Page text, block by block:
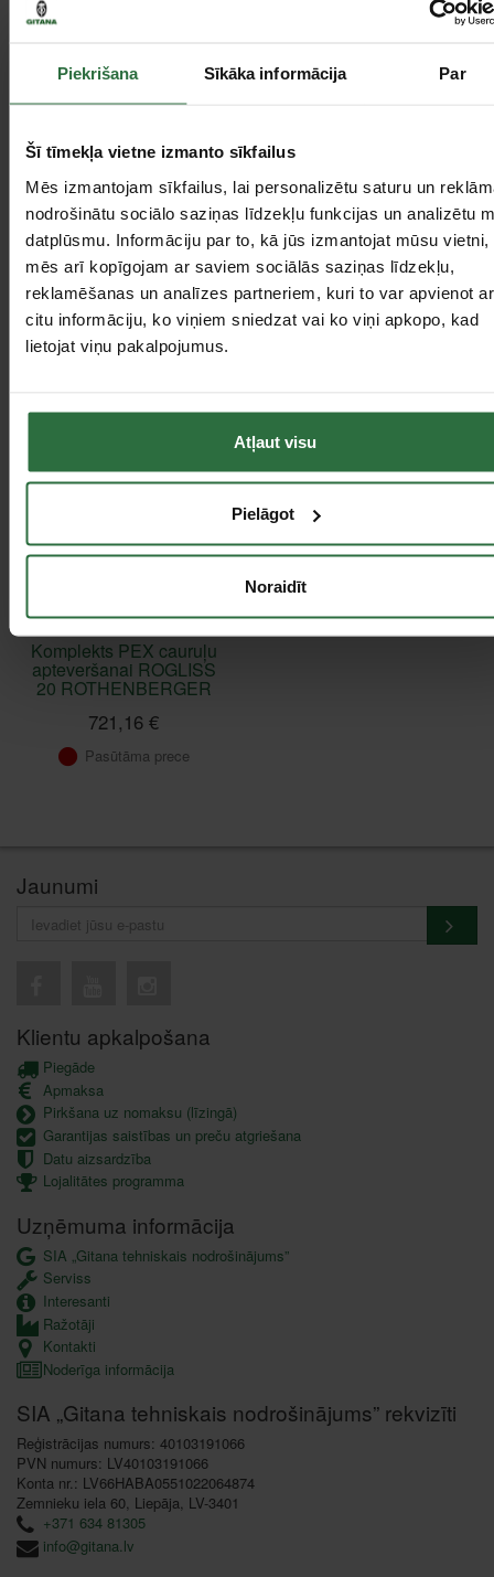
Piekrišana Sīkāka informācija Par
Šī tīmekļa vietne izmanto sīkfailus
Mēs izmantojam sīkfailus, lai personalizētu saturu un
nodrošinātu sociālo saziņas līdzekļu funkcijas un analizētu
datplūsmu. Informāciju par to, kā jūs izmantojat mūsu vietni,
mēs arī kopīgojam ar saviem sociālās saziņas līdzekļu,
reklamēšanas un analīzes partneriem, kuri to var apvienot ar
citu informāciju, ko viņiem sniedzat vai ko viņi apkopo, kad
lietojat viņu pakalpojumus.
Atļaut visu
Pielāgot
Noraidīt
Apraksts
Komplekts trīs vienā (griešanai, paplašināšanai un aptveršanai);
Augstas kvalitātes plastmasas cauruļu šķēres
Tie, kas apskatīja šo preci, tāpat interesējās par...
Failed to load product list.
Komplekts PEX cauruļu
apteveršanai ROGLISS
20 ROTHENBERGER
721,16 €
Pasūtāma prece
Jaunumi
Klientu apkalpošana
Piegāde
Apmaksa
Pirkšana uz nomaksu (līzingā)
Garantijas saistības un preču atgriešana
Datu aizsardzība
Lojalitātes programma
Uzņēmuma informācija
SIA „Gitana tehniskais nodrošinājums”
Serviss
Interesanti
Ražotāji
Kontakti
Noderīga informācija
SIA „Gitana tehniskais nodrošinājums” rekvizīti
Reģistrācijas numurs: 40103191066
PVN numurs: LV40103191066
Konta nr.: LV66HABA0551022064874
Zemnieku iela 60, Liepāja, LV-3401
+371 634 81305
info@gitana.lv